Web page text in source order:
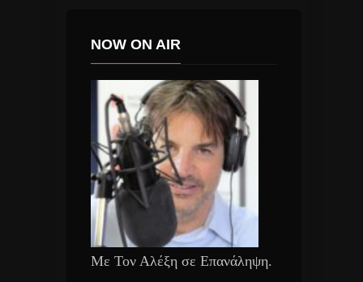
NOW ON AIR
Με Τον Αλέξη σε Επανάληψη.